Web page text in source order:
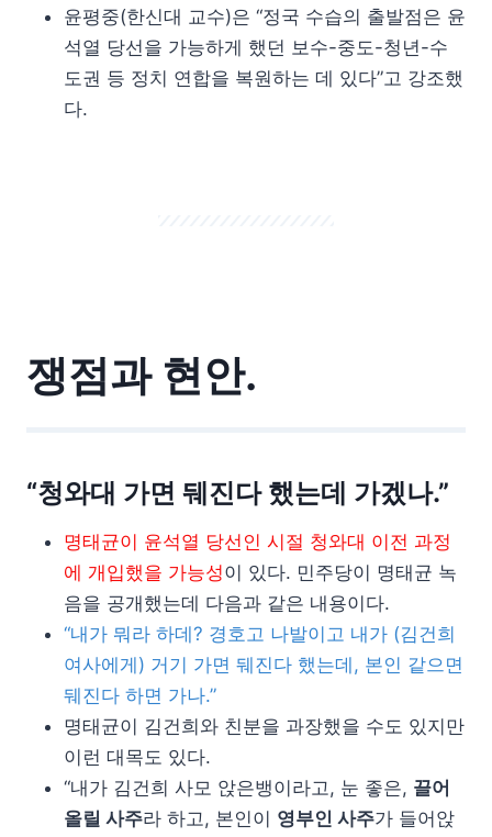
윤평중(한신대 교수)은 “정국 수습의 출발점은 윤
석열 당선을 가능하게 했던 보수-중도-청년-수
도권 등 정치 연합을 복원하는 데 있다”고 강조했
다.
쟁점과 현안.
“청와대 가면 뒈진다 했는데 가겠나.”
명태균이 윤석열 당선인 시절 청와대 이전 과정
에 개입했을 가능성이 있다. 민주당이 명태균 녹
음을 공개했는데 다음과 같은 내용이다.
“내가 뭐라 하데? 경호고 나발이고 내가 (김건희
여사에게) 거기 가면 뒈진다 했는데, 본인 같으면
뒈진다 하면 가나.”
명태균이 김건희와 친분을 과장했을 수도 있지만
이런 대목도 있다.
“내가 김건희 사모 앉은뱅이라고, 눈 좋은, 끌어
올릴 사주라 하고, 본인이 영부인 사주가 들어앉